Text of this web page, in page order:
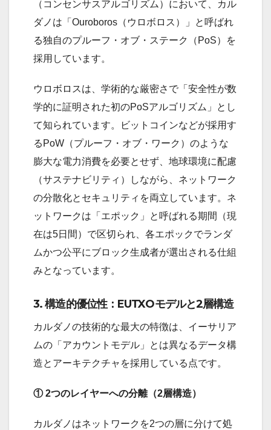
（コンセンサスアルゴリズム）において、カル
ダノは「Ouroboros（ウロボロス）」と呼ばれ
る独自のプルーフ・オブ・ステーク（PoS）を
採用しています。
ウロボロスは、学術的な厳密さで「安全性が数
学的に証明された初のPoSアルゴリズム」とし
て知られています。ビットコインなどが採用す
るPoW（プルーフ・オブ・ワーク）のような
膨大な電力消費を必要とせず、地球環境に配慮
（サステナビリティ）しながら、ネットワーク
の分散化とセキュリティを両立しています。ネ
ットワークは「エポック」と呼ばれる期間（現
在は5日間）で区切られ、各エポックでランダ
ムかつ公平にブロック生成者が選出される仕組
みとなっています。
3. 構造的優位性：EUTXOモデルと2層構造
カルダノの技術的な最大の特徴は、イーサリア
ムの「アカウントモデル」とは異なるデータ構
造とアーキテクチャを採用している点です。
① 2つのレイヤーへの分離（2層構造）
カルダノはネットワークを2つの層に分けて処